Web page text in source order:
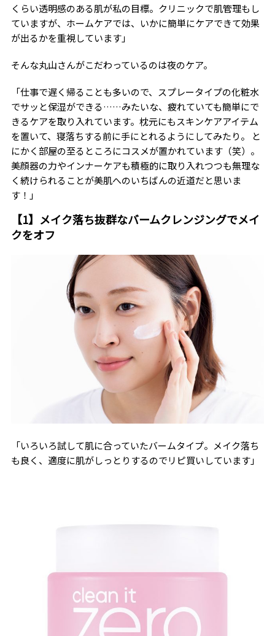
くらい透明感のある肌が私の目標。クリニックで肌管理もし
ていますが、ホームケアでは、いかに簡単にケアできて効果
が出るかを重視しています」
そんな丸山さんがこだわっているのは夜のケア。
「仕事で遅く帰ることも多いので、スプレータイプの化粧水
でサッと保湿ができる……みたいな、疲れていても簡単にで
きるケアを取り入れています。枕元にもスキンケアアイテム
を置いて、寝落ちする前に手にとれるようにしてみたり。 と
にかく部屋の至るところにコスメが置かれています（笑）。
美顔器の力やインナーケアも積極的に取り入れつつも無理な
く続けられることが美肌へのいちばんの近道だと思いま
す！」
【1】メイク落ち抜群なバームクレンジングでメイ
クをオフ
「いろいろ試して肌に合っていたバームタイプ。メイク落ち
も良く、適度に肌がしっとりするのでリピ買いしています」